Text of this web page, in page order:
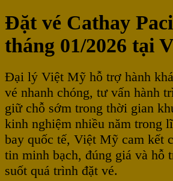
Đặt vé Cathay
tháng 01/2026 tại
Đại lý Việt Mỹ hỗ trợ hành
vé nhanh chóng, tư vấn hành
giữ chỗ sớm trong thời gian
kinh nghiệm nhiều năm trong
bay quốc tế, Việt Mỹ cam kết
tin minh bạch, đúng giá và hỗ
suốt quá trình đặt vé.